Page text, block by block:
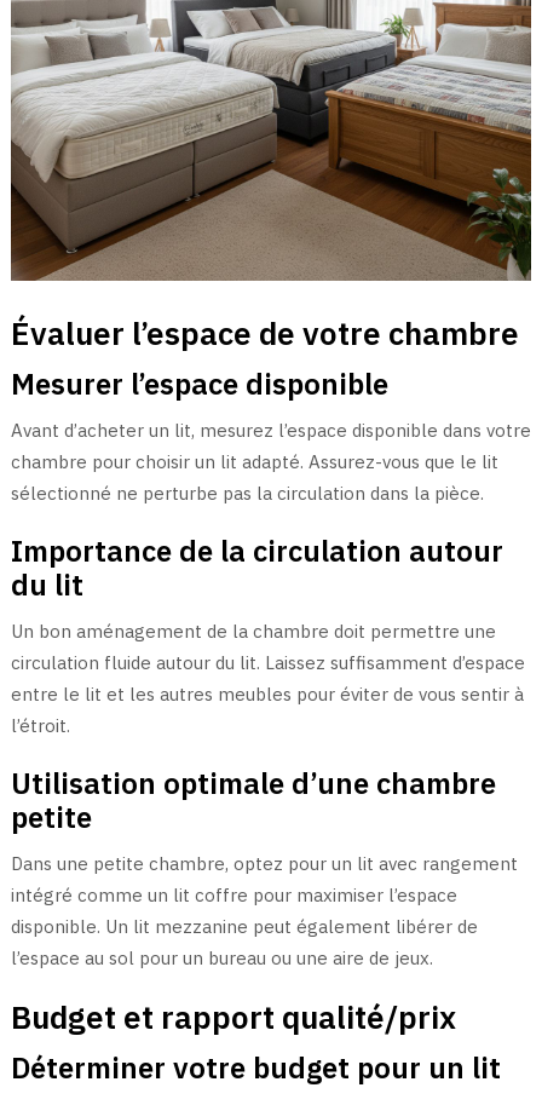
Évaluer l’espace de votre chambre
Mesurer l’espace disponible
Avant d’acheter un lit, mesurez l’espace disponible dans votre
chambre pour choisir un lit adapté. Assurez-vous que le lit
sélectionné ne perturbe pas la circulation dans la pièce.
Importance de la circulation autour
du lit
Un bon aménagement de la chambre doit permettre une
circulation fluide autour du lit. Laissez suffisamment d’espace
entre le lit et les autres meubles pour éviter de vous sentir à
l’étroit.
Utilisation optimale d’une chambre
petite
Dans une petite chambre, optez pour un lit avec rangement
intégré comme un lit coffre pour maximiser l’espace
disponible. Un lit mezzanine peut également libérer de
l’espace au sol pour un bureau ou une aire de jeux.
Budget et rapport qualité/prix
Déterminer votre budget pour un lit